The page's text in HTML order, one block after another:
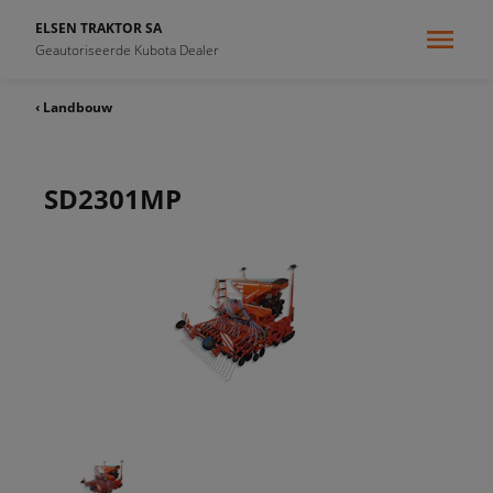
ELSEN TRAKTOR SA
Geautoriseerde Kubota Dealer
‹ Landbouw
SD2301MP